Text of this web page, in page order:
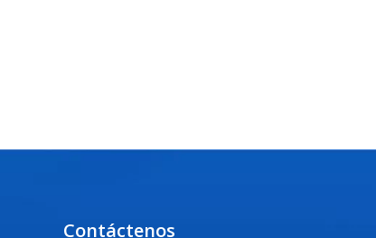
Contáctenos